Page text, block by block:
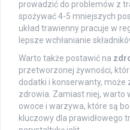
prowadzić do problemów z
spożywać 4-5 mniejszych
układ trawienny pracuje w
lepsze wchłanianie
Warto także postawić na
przetworzonej żywności,
dodatki i konserwanty, może
zdrowia. Zamiast niej, warto
owoce i warzywa, które są
kluczowy dla prawidłowego